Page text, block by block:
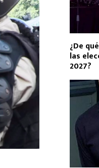
¿De
las
2027?